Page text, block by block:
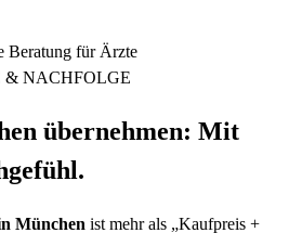
Beratung für Ärzte
NACHFOLGE
übernehmen: Mit
München ist mehr als „Kaufpreis +